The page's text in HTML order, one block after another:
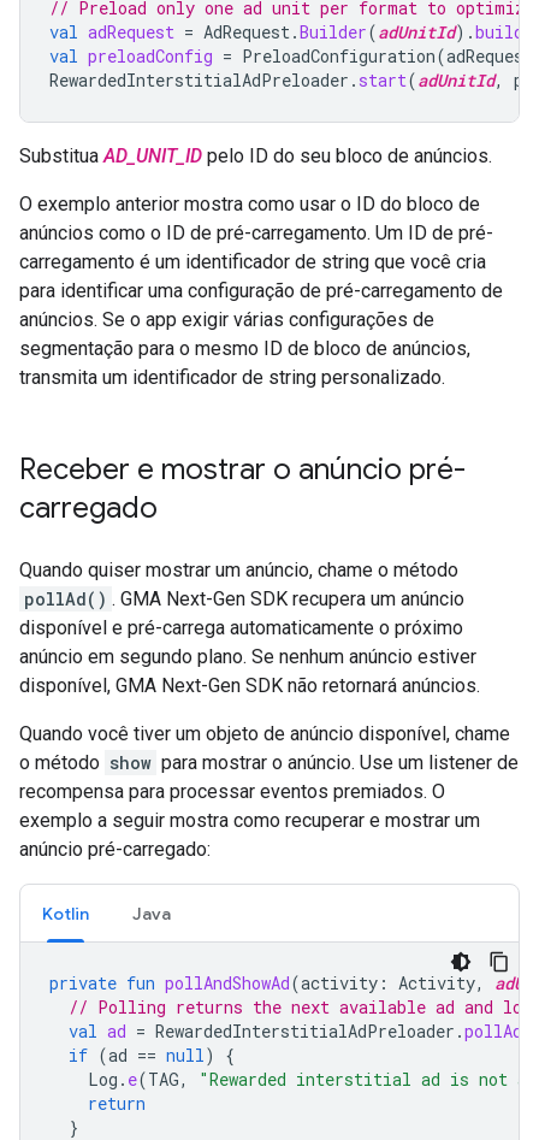
// Preload only one ad unit per format to optimize
val adRequest = AdRequest.Builder(adUnitId).build
val preloadConfig = PreloadConfiguration(adRequest
RewardedInterstitialAdPreloader . start(adUnitId,
SubstituaAD_UNIT_ID pelo ID do seu bloco de anúncios.
O exemplo anterior mostra como usar o ID do bloco de
anúncios como o ID de pré-carregamento. Um ID de pré-
carregamento é um identificador de string que você cria
para identificar uma configuração de pré-carregamento de
anúncios. Se o app exigir várias configurações de
segmentação para o mesmo ID de bloco de anúncios,
transmita um identificador de string personalizado.
Receber e mostrar o anúncio pré-
carregado
Quando quiser mostrar um anúncio, chame o método
pollAd() . GMA Next-Gen SDK recupera um anúncio
disponível e pré-carrega automaticamente o próximo
anúncio em segundo plano. Se nenhum anúncio estiver
disponível, GMA Next-Gen SDK não retornará anúncios.
Quando você tiver um objeto de anúncio disponível, chame
o método show para mostrar o anúncio. Use um listener de
recompensa para processar eventos premiados. O
exemplo a seguir mostra como recuperar e mostrar um
anúncio pré-carregado:
Kotlin Java
private fun pollAndShowAd(activity : Activity,
// Polling returns the next available ad and
val ad = RewardedInterstitialAdPreloader .pollAd
if (ad == null)
{
Log . e(TAG,
"Rewarded interstitial ad is not
return
}